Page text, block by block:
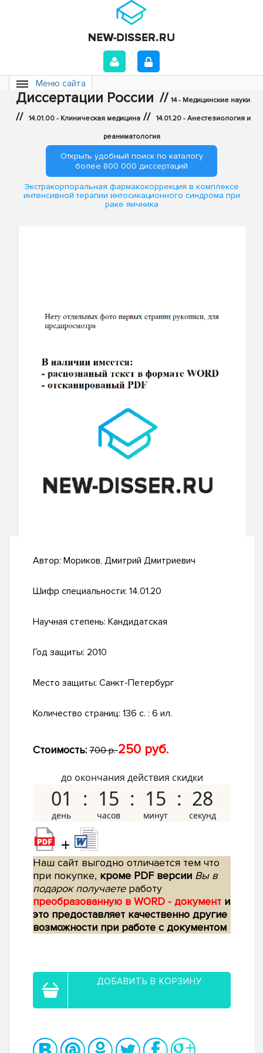
Меню сайта
Диссертации России // 14 - Медицинские науки
// 14.01.00 - Клиническая медицина // 14.01.20 - Анестезиология и
реаниматология
Открыть удобный поиск по каталогу
более 800 000 диссертаций
Экстракорпоральная фармакокоррекция в комплексе
интенсивной терапии интосикационного синдрома при
раке яичника
Автор: Мориков, Дмитрий Дмитриевич
Шифр специальности: 14.01.20
Научная степень: Кандидатская
Год защиты: 2010
Место защиты: Санкт-Петербург
Количество страниц: 136 с. : 6 ил.
Стоимость: 700 р.250 руб.
до окончания действия скидки
01 15 15 27
+
Наш сайт выгодно отличается тем что
при покупке, кроме PDF версии Вы в
подарок получаетеработу
преобразованную в WORD - документ и
это предоставляет качественно другие
возможности при работе с документом
ДОБАВИТЬ В КОРЗИНУ